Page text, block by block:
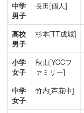
中学
男子
長田[個人]
高校
男子
杉本[TT成城]
小学
女子
秋山[YCCフ
ァミリー]
中学
女子
竹内[芦花中]